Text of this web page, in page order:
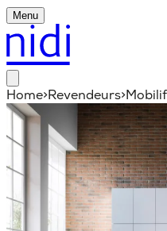
Menu
Home>Revendeurs>